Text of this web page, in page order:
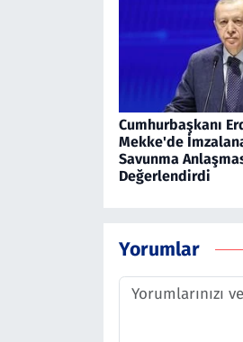
Cumhurbaşkanı
Mekke'de
Savunma
Değerlendirdi
Yorumlar